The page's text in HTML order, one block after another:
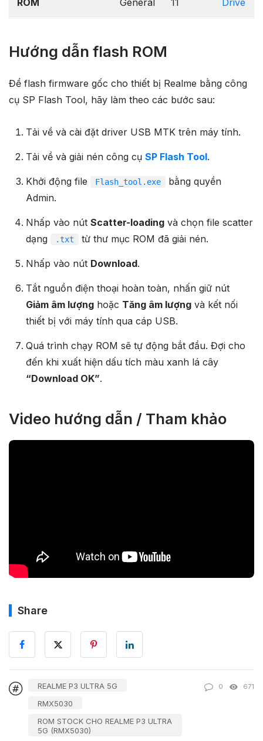
ROM General 11 Drive
Hướng dẫn flash ROM
Để flash firmware gốc cho thiết bị Realme bằng công
cụ SP Flash Tool, hãy làm theo các bước sau:
Tải về và cài đặt driver USB MTK trên máy tính.
Tải về và giải nén công cụ SP Flash Tool.
Khởi động file Flash_tool.exe
bằng quyền
Admin.
Nhấp vào nút Scatter-loadingvà chọn file scatter
dạng
.txt từ thư mục ROM đã giải nén.
Nhấp vào nút Download.
Tắt nguồn điện thoại hoàn toàn, nhấn giữ nút
Giảm âm lượnghoặc Tăng âm lượngvà kết nối
thiết bị với máy tính qua cáp USB.
Quá trình chạy ROM sẽ tự động bắt đầu. Đợi cho
đến khi xuất hiện dấu tích màu xanh lá cây
“Download OK”.
Video hướng dẫn / Tham khảo
Share
REALME P3 ULTRA 5G
RMX5030
ROM STOCK CHO REALME P3 ULTRA
5G (RMX5030)
0 671